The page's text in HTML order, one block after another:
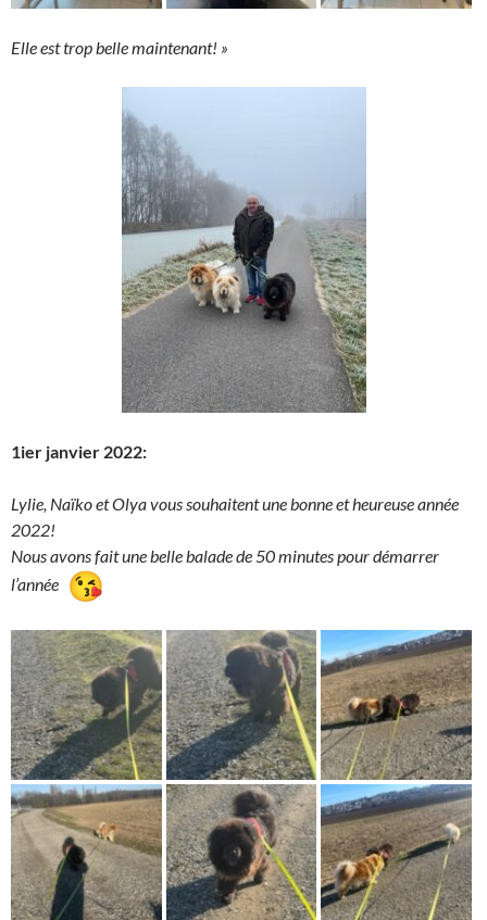
Elle est trop belle maintenant! »
1ier janvier 2022:
Lylie, Naïko et Olya vous souhaitent une bonne et heureuse année
2022!
Nous avons fait une belle balade de 50 minutes pour démarrer
l’année